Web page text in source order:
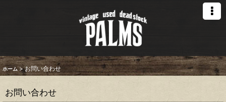
ホーム > お問い合わせ
お問い合わせ